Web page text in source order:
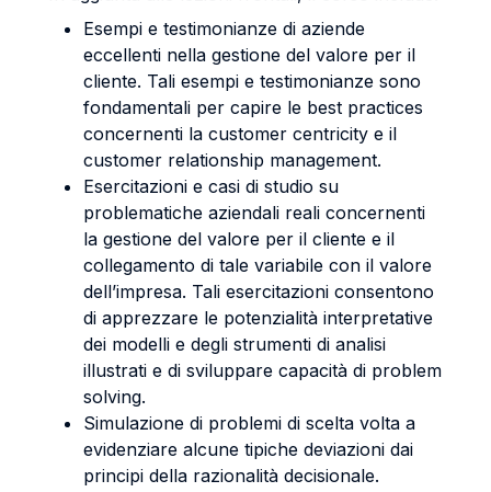
Esempi e testimonianze di aziende
eccellenti nella gestione del valore per il
cliente. Tali esempi e testimonianze sono
fondamentali per capire le best practices
concernenti la customer centricity e il
customer relationship management.
Esercitazioni e casi di studio su
problematiche aziendali reali concernenti
la gestione del valore per il cliente e il
collegamento di tale variabile con il valore
dell’impresa. Tali esercitazioni consentono
di apprezzare le potenzialità interpretative
dei modelli e degli strumenti di analisi
illustrati e di sviluppare capacità di problem
solving.
Simulazione di problemi di scelta volta a
evidenziare alcune tipiche deviazioni dai
principi della razionalità decisionale.